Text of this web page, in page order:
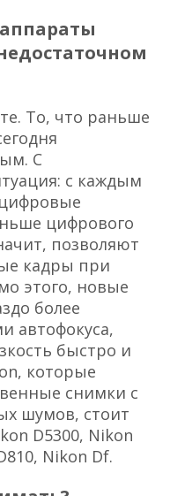
То, что раньше
С
с каждым
цифрового
позволяют
кадры при
этого, новые
более
автофокуса,
быстро и
которые
снимки с
шумов, стоит
D5300, Nikon
Nikon Df.